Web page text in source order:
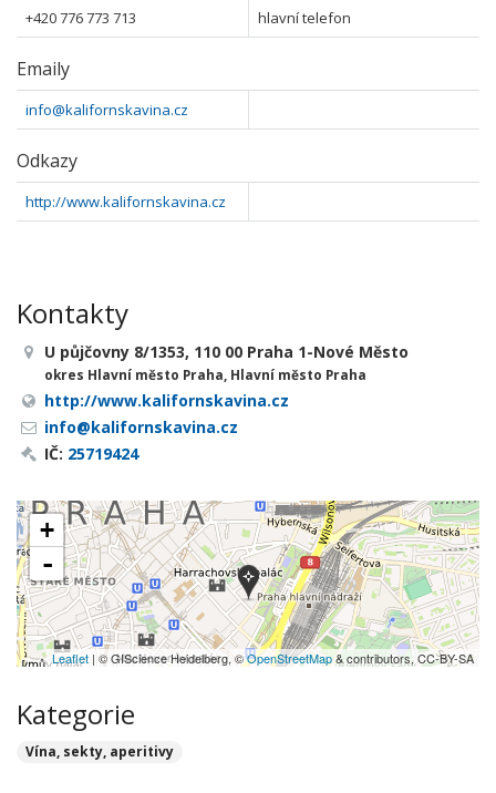
+420 776 773 713 hlavní telefon
Emaily
info@kalifornskavina.cz
Odkazy
http://www.kalifornskavina.cz
Kontakty
U půjčovny 8/1353, 110 00 Praha 1-Nové Město
okres Hlavní město Praha, Hlavní město Praha
http://www.kalifornskavina.cz
info@kalifornskavina.cz
IČ: 25719424
+
-
Leaflet | © GIScience Heidelberg, ©OpenStreetMap& contributors, CC-BY-SA
Kategorie
Vína, sekty, aperitivy